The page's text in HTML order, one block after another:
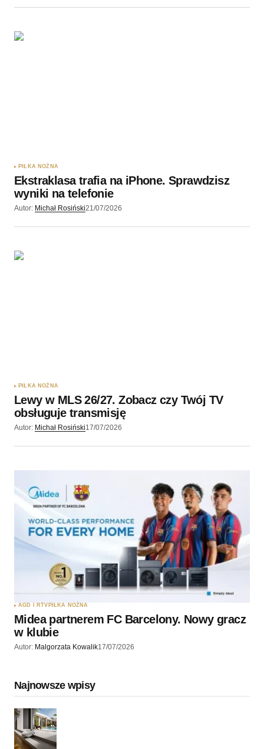
PIŁKA NOŻNA
Ekstraklasa trafia na iPhone. Sprawdzisz
wyniki na telefonie
Autor: Michał Rosiński21/07/2026
PIŁKA NOŻNA
Lewy w MLS 26/27. Zobacz czy Twój TV
obsługuje transmisję
Autor: Michał Rosiński17/07/2026
AGD I RTV PIŁKA NOŻNA
Midea partnerem FC Barcelony. Nowy gracz
w klubie
Autor: Malgorzata Kowalik17/07/2026
Najnowsze wpisy